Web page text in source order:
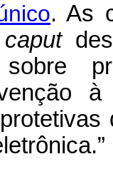
. As
caput
sobre
à